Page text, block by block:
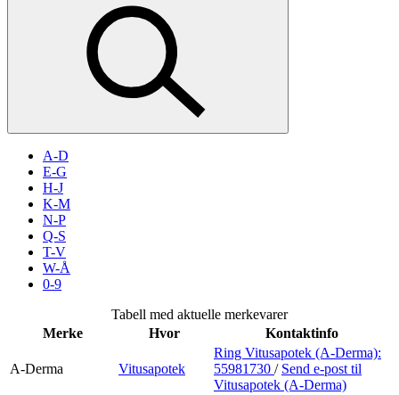
Mat og drikke
Aktiviteter
Inspirasjon
Søk
Parkering
Praktisk informasjon
A-D
E-G
H-J
K-M
N-P
Q-S
T-V
W-Å
0-9
Tabell med aktuelle merkevarer
Merke
Hvor Kontaktinfo
A-Derma Vitusapotek
Ring Vitusapotek (A-Derma):
55981730 / Send e-post til
Vitusapotek (A-Derma)